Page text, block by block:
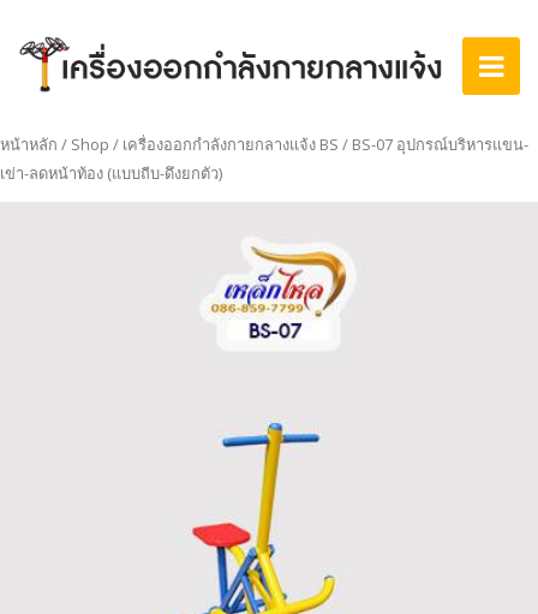
หน้าหลัก / Shop / เครื่องออกกำลังกายกลางแจ้ง BS / BS-07 อุปกรณ์บริหารแขน-
เข่า-ลดหน้าท้อง (แบบถีบ-ดึงยกตัว)